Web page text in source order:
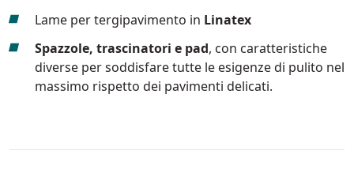
Lame per tergipavimento in Linatex
Spazzole, trascinatori e pad, con caratteristiche
diverse per soddisfare tutte le esigenze di pulito nel
massimo rispetto dei pavimenti delicati.